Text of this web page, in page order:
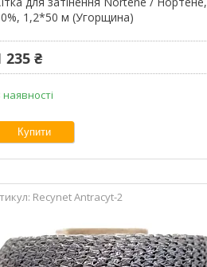
1,2*50 м (Угорщина)
235 ₴
наявності
Купити
Recynet Antracyt-2